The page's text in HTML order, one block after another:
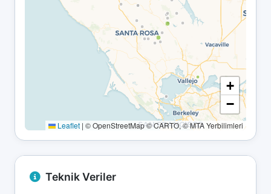
+
−
Leaflet | © OpenStreetMap © CARTO, © MTA Yerbilimleri
Teknik Veriler